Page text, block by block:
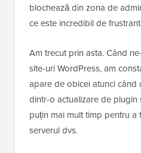
blochează din zona de
ce este incredibil de
Am trecut prin asta. Când
site-uri WordPress, am
apare de obicei atunci când
dintr-o actualizare de plugin
puțin mai mult timp pentru
serverul dvs.